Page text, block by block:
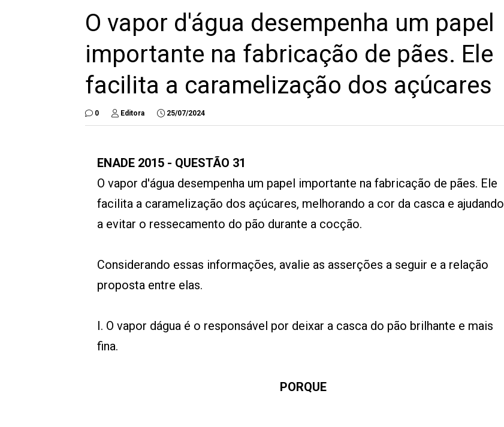
O vapor d'água desempenha um papel
importante na fabricação de pães. Ele
facilita a caramelização dos açúcares
0 Editora 25/07/2024
ENADE 2015 - QUESTÃO 31
O vapor d'água desempenha um papel importante na fabricação de pães. Ele
facilita a caramelização dos açúcares, melhorando a cor da casca e ajudando
a evitar o ressecamento do pão durante a cocção.
Considerando essas informações, avalie as asserções a seguir e a relação
proposta entre elas.
I. O vapor dágua é o responsável por deixar a casca do pão brilhante e mais
fina.
PORQUE